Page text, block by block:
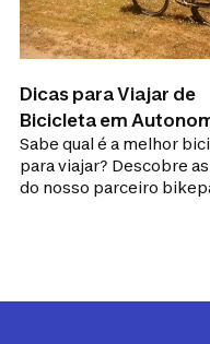
Dicas para Viajar de
Bicicleta em
Sabe qual é a melhor
para viajar? Descobre
do nosso parceiro